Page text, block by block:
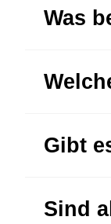
Was
Gibt
Sind